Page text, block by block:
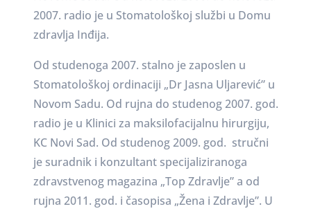
2007. radio je u Stomatološkoj službi u Domu
zdravlja Inđija.
Od studenoga 2007. stalno je zaposlen u
Stomatološkoj ordinaciji „Dr Jasna Uljarević” u
Novom Sadu. Od rujna do studenog 2007. god.
radio je u Klinici za maksilofacijalnu hirurgiju,
KC Novi Sad. Od studenog 2009. god. stručni
je suradnik i konzultant specijaliziranoga
zdravstvenog magazina „Top Zdravlje” a od
rujna 2011. god. i časopisa „Žena i Zdravlje”. U